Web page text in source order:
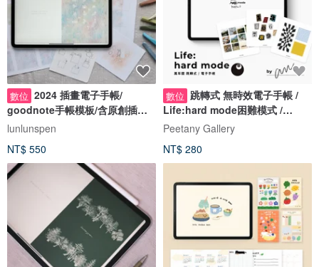
數位 2024 插畫電子手帳/
goodnote手帳模板/含原創插畫
卡片
lunlunspen
NT$ 550
數位 跳轉式 無時效電子手帳 /
Life:hard mode困難模式 /
Goodnote
Peetany Gallery
NT$ 280